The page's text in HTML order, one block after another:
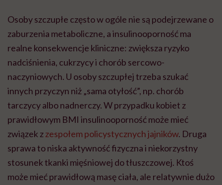
Osoby szczupłe często w ogóle nie są podejrzewane o
zaburzenia metaboliczne, a insulinooporność ma
realne konsekwencje kliniczne: zwiększa ryzyko
nadciśnienia, cukrzycy i chorób sercowo-
naczyniowych. U osoby szczupłej trzeba szukać
innych przyczyn niż „sama otyłość”, np. chorób
tarczycy albo nadnerczy. W przypadku kobiet z
prawidłowym BMI insulinooporność może mieć
związek zzespołem policystycznych jajników. Druga
sprawa to niska aktywność fizyczna i niekorzystny
stosunek tkanki mięśniowej do tłuszczowej. Ktoś
może mieć prawidłową masę ciała, ale relatywnie dużo